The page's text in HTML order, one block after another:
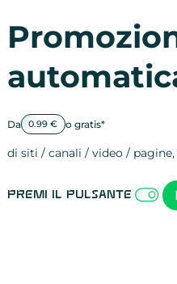
Da 0.99 € o gratis*
di siti / canali / video /
Premi il pulsante